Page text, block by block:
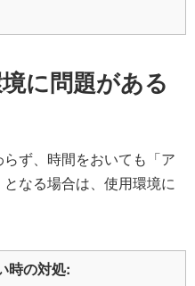
に問題がある
ず、時間をおいても「ア
なる場合は、使用環境に
時の対処: